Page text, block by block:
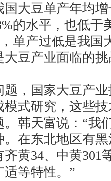
国大豆单产年均
的水平，也低于
单产过低是我国
豆产业面临的
，国家大豆产业
模式研究，这些
韩天富说：“我
在东北地区有黑
黄34、中黄301
等特性。”